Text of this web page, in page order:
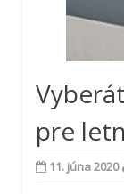
pre
11. júna 2020